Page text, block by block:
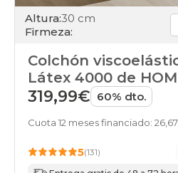
Altura:30 cm
Firmeza:
Colchón
Látex 4000 de
319,99€ 60% dto.
Cuota 12 meses financiado:
5(131)